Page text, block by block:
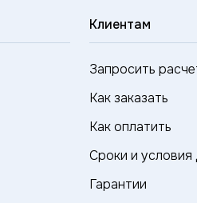
Клиентам
Запросить
Как заказать
Как оплатить
Сроки и условия
Гарантии